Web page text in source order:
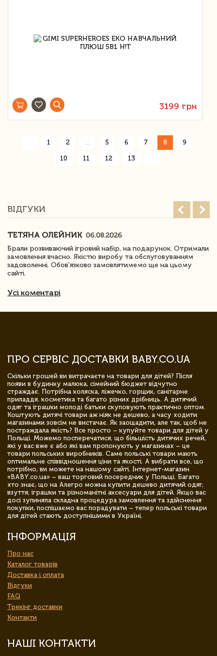
3199 грн
1 2 5 6 7 8 9
10 11 12 13
ВІДГУКИ
ТЕТЯНА ОЛЕЙНИК 06.08.2026
Брали розвиваючий ігровий набір, на подарунок. Отримали
замовлення вчасно. Якістю виробу та обслуговуванням
задоволенні. Обов'язково замовлятимемо ще на цьому
сайті.
Усі коментарі
ПРО СЕРВІС ДОСТАВКИ BABY.CO.UA
Скільки грошей ви витрачаєте на товари для дітей? Після
появи в будинку малюка, сімейний бюджет відчутно
страждає. Потрібна коляска, ліжечко, горщик, санітарне
приладдя, косметика та багато різних дрібниць. А дитячий
одяг та іграшки молоді батьки скуповують практично оптом.
Коштують дитячі товари аж ніяк не дешево, а часу ходити
магазинами зовсім не вистачає. Як заощадити, але так, щоб не
постраждала якість? Все просто – купуйте товари для дітей у
Польщі. Можемо посперечатися, що більшість дитячих речей,
які у вас вже є або які вам пропонують у магазинах – це
товари польських виробників. Саме польські товари мають
оптимальне співвідношення ціни та якості. А вибрати все, що
потрібно, ви можете на нашому сайті. Інтернет-магазин
«BABY.co.ua» – ваш торговий посередник у Польщі. Багато
хто знає, що на Алегро можна купити дешево дитячий одяг,
взуття, іграшки та різноманітні аксесуари для дітей. Якщо вас
досі зупиняла складна процедура замовлення та здійснення
покупки, поспішаємо вас порадувати – тепер польські товари
для дітей стають доступнішими в Україні.
ІНФОРМАЦІЯ
Про нас
Каталог товарів
Доставка і оплата
Відгуки
FAQ
Трекінг доставки
Контакти
НАШІ КОНТАКТИ